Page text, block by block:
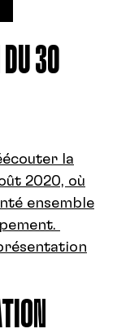
30
la
2020, où
ensemble